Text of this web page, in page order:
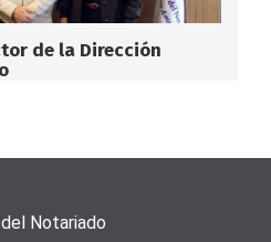
de la Dirección
Notariado